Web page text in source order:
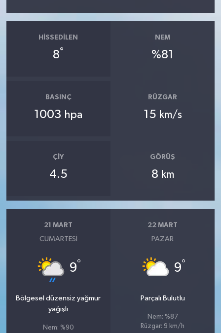
HISSEDILEN
8°
NEM
%81
BASINÇ
1003 hpa
RÜZGAR
15 km/s
ÇIY
4.5
GÖRÜŞ
8 km
21 MART
CUMARTESI
9°
Bölgesel düzensiz yağmur
yağışlı
Nem: %90
22 MART
PAZAR
9°
Parçalı Bulutlu
Nem: %87
Rüzgar: 9 km/h